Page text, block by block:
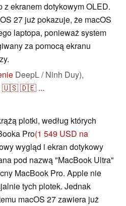
ekranem dotykowym OLED.
27 już pokazuje, że macOS
laptopa, ponieważ system
za pomocą ekranu
DeepL / Ninh Duy),
🇺🇸🇩🇪 ...
plotki, według których
Pro(1 549 USD na
wygląd i ekran dotykowy
pod nazwą "MacBook Ultra"
MacBook Pro. Apple nie
tych plotek. Jednak
macOS 27 zawiera już